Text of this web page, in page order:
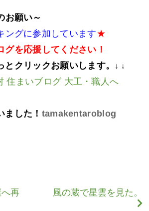
お願い～
ングに参加しています★
グを応援してください！
とクリックお願いします。 ↓ ↓
ました！tamakentaroblog
再
風の蔵で星雲を見た。